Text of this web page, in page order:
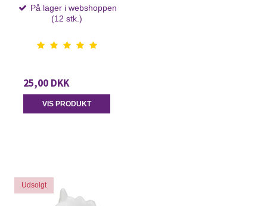
På lager i webshoppen
(12 stk.)
25,00 DKK
VIS PRODUKT
Udsolgt